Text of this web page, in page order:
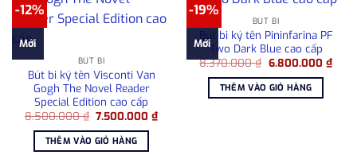
-12%
Mới
BÚT BI
Bút bi ký tên Visconti Van
Gogh The Novel Reader
Special Edition cao cấp
8.500.000₫ Giá
là:
8.500.000 ₫.
7.500.000₫Giá
hiện
THÊM VÀO GIỎ HÀNG
-19%
Mới
BÚT BI
Bút bi ký tên Pininfarina PF
Two Dark Blue cao cấp
8.370.000₫ Giá
là:
8.370.000 ₫.
6.800.000 ₫Giá
hiện
THÊM VÀO GIỎ HÀNG